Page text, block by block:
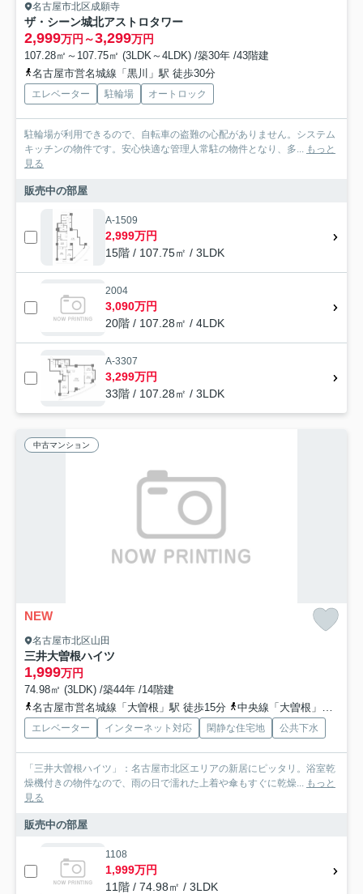
名古屋市北区成願寺
ザ・シーン城北アストロタワー
2,999万円～3,299万円
107.28㎡～107.75㎡ (3LDK～4LDK) /築30年 /43階建
名古屋市営名城線「黒川」駅 徒歩30分
エレベーター 駐輪場 オートロック
駐輪場が利用できるので、自転車の盗難の心配がありません。システム
キッチンの物件です。安心快適な管理人常駐の物件となり、多... もっと
見る
販売中の部屋
A-1509
2,999万円
15階 / 107.75㎡ / 3LDK
2004
3,090万円
20階 / 107.28㎡ / 4LDK
A-3307
3,299万円
33階 / 107.28㎡ / 3LDK
中古マンション
NEW
名古屋市北区山田
三井大曽根ハイツ
1,999万円
74.98㎡ (3LDK) /築44年 /14階建
名古屋市営名城線「大曽根」駅 徒歩15分
中央線「大曽根」駅 徒歩15分
エレベーター インターネット対応 閑静な住宅地 公共下水
「三井大曽根ハイツ」：名古屋市北区エリアの新居にピッタリ。浴室乾
燥機付きの物件なので、雨の日で濡れた上着や傘もすぐに乾燥... もっと
見る
販売中の部屋
1108
1,999万円
11階 / 74.98㎡ / 3LDK